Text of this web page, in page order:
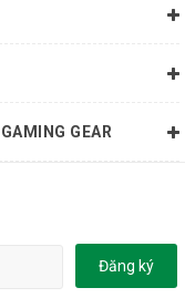
GEAR
Đăng ký